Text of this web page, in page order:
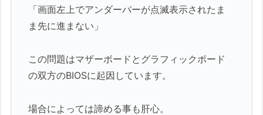
「画面左上でアンダーバーが点滅表示されたま
ま先に進まない」
この問題はマザーボードとグラフィックボード
の双方のBIOSに起因しています。
場合によっては諦める事も肝心。